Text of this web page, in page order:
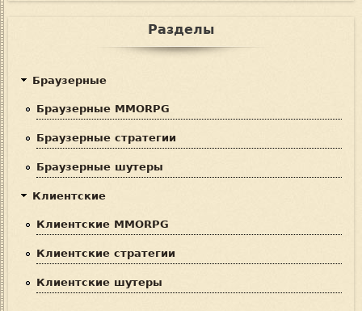
Разделы
Браузерные
Браузерные MMORPG
Браузерные стратегии
Браузерные шутеры
Клиентские
Клиентские MMORPG
Клиентские стратегии
Клиентские шутеры